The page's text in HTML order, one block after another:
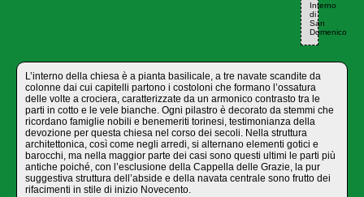
Interno
di
San
Domenico
L’interno della chiesa è a pianta basilicale, a tre navate scandite da
colonne dai cui capitelli partono i costoloni che formano l’ossatura
delle volte a crociera, caratterizzate da un armonico contrasto tra le
parti in cotto e le vele bianche. Ogni pilastro è decorato da stemmi che
ricordano famiglie nobili e benemeriti torinesi, testimonianza della
devozione per questa chiesa nel corso dei secoli. Nella struttura
architettonica, così come negli arredi, si alternano elementi gotici e
barocchi, ma nella maggior parte dei casi sono questi ultimi le parti più
antiche poiché, con l’esclusione della Cappella delle Grazie, la pur
suggestiva struttura dell’abside e della navata centrale sono frutto dei
rifacimenti in stile di inizio Novecento.